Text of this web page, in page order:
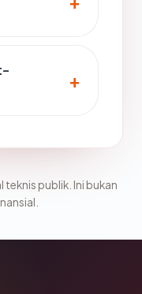
publik. Ini bukan